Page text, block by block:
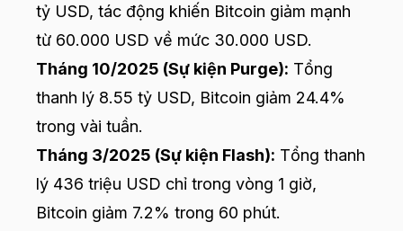
tỷ USD, tác động khiến Bitcoin giảm mạnh
từ 60.000 USD về mức 30.000 USD.
Tháng 10/2025 (Sự kiện Purge): Tổng
thanh lý 8.55 tỷ USD, Bitcoin giảm 24.4%
trong vài tuần.
Tháng 3/2025 (Sự kiện Flash): Tổng thanh
lý 436 triệu USD chỉ trong vòng 1 giờ,
Bitcoin giảm 7.2% trong 60 phút.